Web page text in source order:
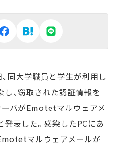
同大学職員と学生が利用し
、窃取された認証情報を
ーバがEmotetマルウェアメ
表した。感染したPCにあ
マルウェアメールが